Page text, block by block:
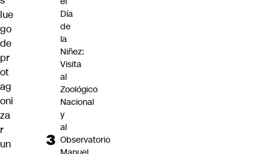
lue
go
de
pr
ot
ag
oni
za
r
un
Día
de
la
Niñez:
Visita
al
Zoológico
Nacional
y
al
Observatorio